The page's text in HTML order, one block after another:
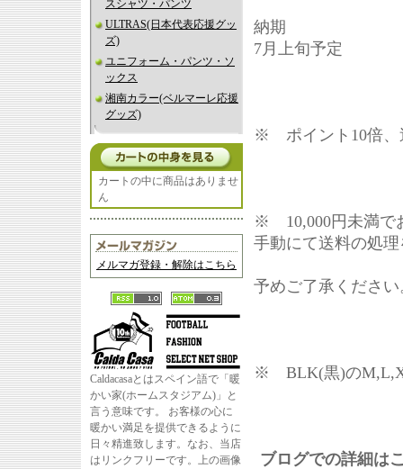
スシャツ・パンツ
ULTRAS(日本代表応援グッ
ズ)
ユニフォーム・パンツ・ソ
ックス
湘南カラー(ベルマーレ応援
グッズ)
カートの中に商品はありませ
ん
メルマガ登録・解除はこちら
Caldacasaとはスペイン語で「暖
かい家(ホームスタジアム)」と
言う意味です。 お客様の心に
暖かい満足を提供できるように
日々精進致します。なお、当店
はリンクフリーです。上の画像
納期
7月上旬予定
※ ポイント10倍、
※ 10,000円未満で
手動にて送料の処
予めご了承ください
※ BLK(黒)の
ブログでの詳細は